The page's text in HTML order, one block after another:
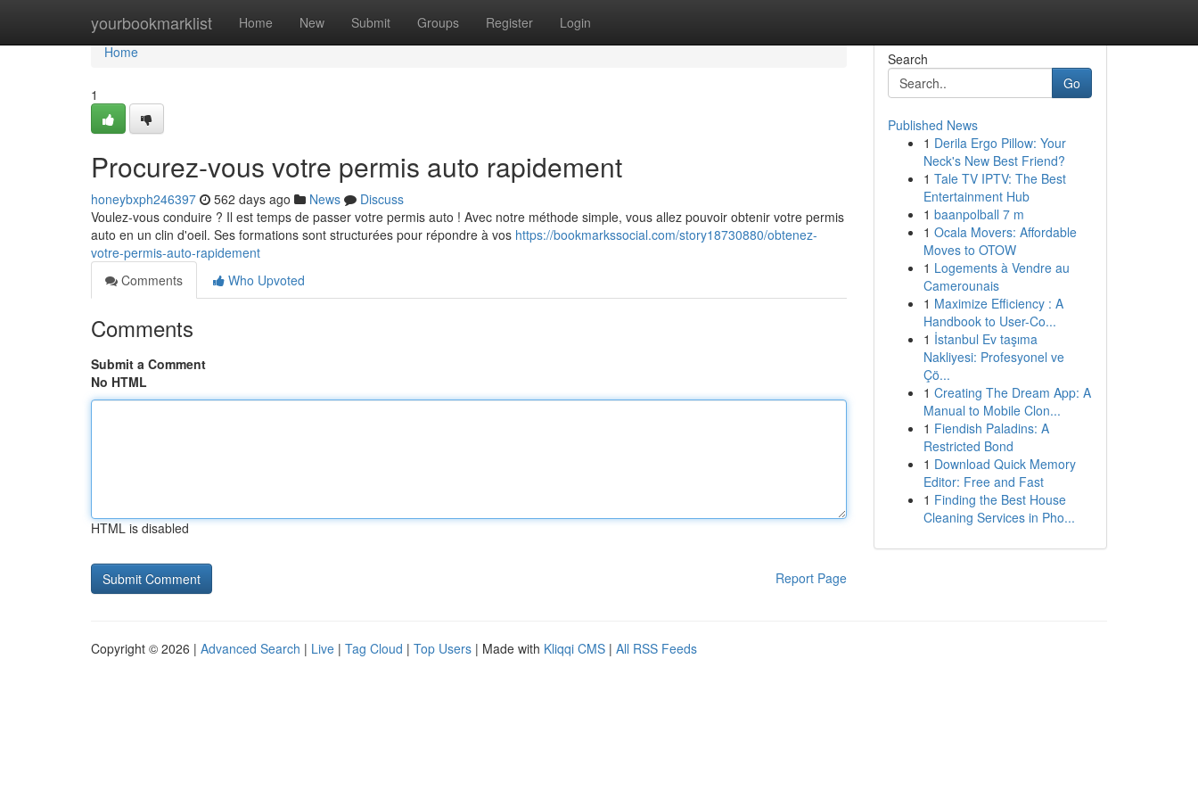
yourbookmarklist Home New Submit Groups Register Login
Home
Home
1
Procurez-vous votre permis auto rapidement
honeybxph246397 562 days ago News
Discuss
Voulez-vous conduire ? Il est temps de passer votre permis auto ! Avec notre méthode simple, vous allez pouvoir obtenir votre permis
auto en un clin d'oeil. Ses formations sont structurées pour répondre à vos https://bookmarkssocial.com/story18730880/obtenez-
votre-permis-auto-rapidement
Comments
Who Upvoted
Comments
Submit a Comment
No HTML
HTML is disabled
Report Page
Search
Go
Published News
1 Derila Ergo Pillow: Your
Neck's New Best Friend?
1 Tale TV IPTV: The Best
Entertainment Hub
1 baanpolball 7 m
1 Ocala Movers: Affordable
Moves to OTOW
1 Logements à Vendre au
Camerounais
1 Maximize Efficiency : A
Handbook to User-Co...
1 İstanbul Ev taşıma
Nakliyesi: Profesyonel ve
Çö...
1 Creating The Dream App: A
Manual to Mobile Clon...
1 Fiendish Paladins: A
Restricted Bond
1 Download Quick Memory
Editor: Free and Fast
1 Finding the Best House
Cleaning Services in Pho...
Copyright © 2026 | Advanced Search | Live | Tag Cloud | Top Users | Made with Kliqqi CMS | All RSS Feeds